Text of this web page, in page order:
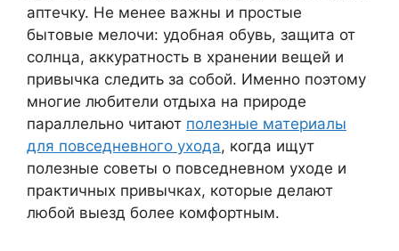
аптечку. Не менее важны и простые
бытовые мелочи: удобная обувь, защита от
солнца, аккуратность в хранении вещей и
привычка следить за собой. Именно поэтому
многие любители отдыха на природе
параллельно читают полезные материалы
для повседневного ухода, когда ищут
полезные советы о повседневном уходе и
практичных привычках, которые делают
любой выезд более комфортным.